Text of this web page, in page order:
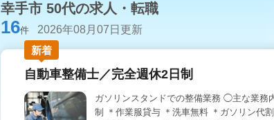
幸手市 50代の求人・転職
16件
2026年08月07日更新
新着
自動車整備士／完全週休2日制
ガソリンスタンドでの整備業務 ◯主な業務
制 ＊作業服貸与 ＊洗車無料 ＊ガソリン代